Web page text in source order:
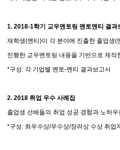
1. 2018-1학기 교우멘토링 멘토멘티 결과
재학생(멘티)이 각 분야에 진출한 졸업생
진행한 교우멘토링 내용을 기반으로 제작
*구성: 각 기업별 멘토-멘티 결과보고서
2. 2018 취업 우수 사례집
졸업생 선배들의 취업 성공 경험과 노하
*구성: 최우수상/우수상/장려상 수상 취